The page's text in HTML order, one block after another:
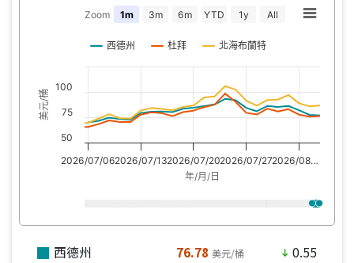
年/月/日
美元/桶
Zoom 1m 3m 6m YTD 1y All
西德州 杜拜 北海布蘭特
2026/07/062026/07/132026/07/202026/07/272026/08…
50
75
100
西德州 76.78 美元/桶 south 0.55